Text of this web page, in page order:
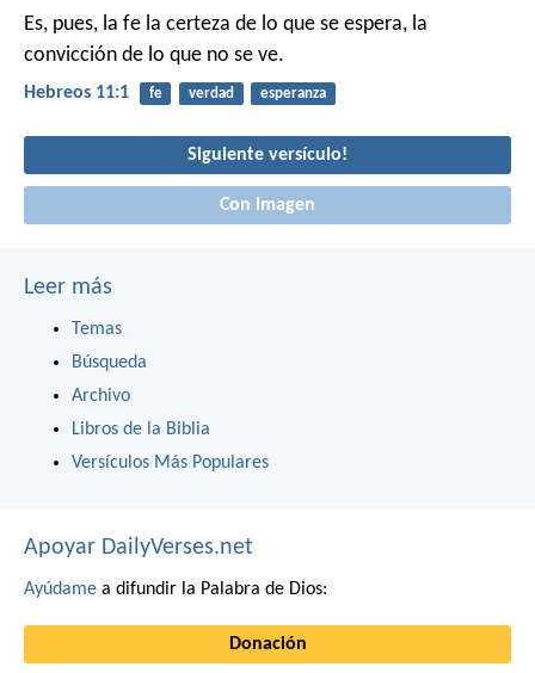
Es, pues, la fe la certeza de lo que se espera, la
convicción de lo que no se ve.
Hebreos 11:1 fe verdad esperanza
Siguiente versículo!
Con imagen
Leer más
Temas
Búsqueda
Archivo
Libros de la Biblia
Versículos Más Populares
Apoyar DailyVerses.net
Ayúdame a difundir la Palabra de Dios:
Donación